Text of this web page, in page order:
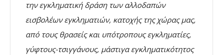
την εγκληματική δράση των αλλοδαπών
εισβολέων εγκληματιών, κατοχής της χώρας μας,
από τους θρασείς και υπότροπους εγκληματίες,
γύφτους-τσιγγάνους, μάστιγα εγκληματικότητος